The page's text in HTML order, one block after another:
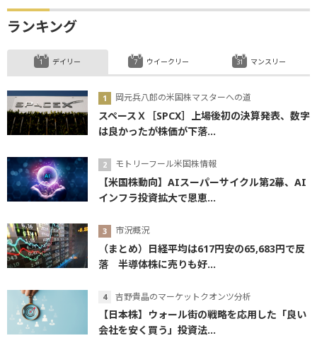
ランキング
デイリー
岡元兵八郎の米国株マスターへの道
スペースＸ［SPCX］上場後初の決算発表、数字
は良かったが株価が下落...
モトリーフール米国株情報
【米国株動向】AIスーパーサイクル第2幕、AI
インフラ投資拡大で恩恵...
市況概況
（まとめ）日経平均は617円安の65,683円で反
落 半導体株に売りも好...
吉野貴晶のマーケットクオンツ分析
【日本株】ウォール街の戦略を応用した「良い
会社を安く買う」投資法...
ウイークリー マンスリー